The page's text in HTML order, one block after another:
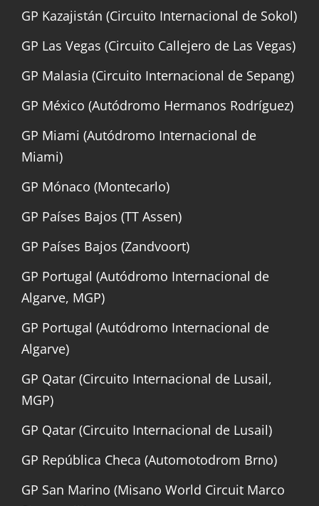
GP Kazajistán (Circuito Internacional de Sokol)
GP Las Vegas (Circuito Callejero de Las Vegas)
GP Malasia (Circuito Internacional de Sepang)
GP México (Autódromo Hermanos Rodríguez)
GP Miami (Autódromo Internacional de
Miami)
GP Mónaco (Montecarlo)
GP Países Bajos (TT Assen)
GP Países Bajos (Zandvoort)
GP Portugal (Autódromo Internacional de
Algarve, MGP)
GP Portugal (Autódromo Internacional de
Algarve)
GP Qatar (Circuito Internacional de Lusail,
MGP)
GP Qatar (Circuito Internacional de Lusail)
GP República Checa (Automotodrom Brno)
GP San Marino (Misano World Circuit Marco